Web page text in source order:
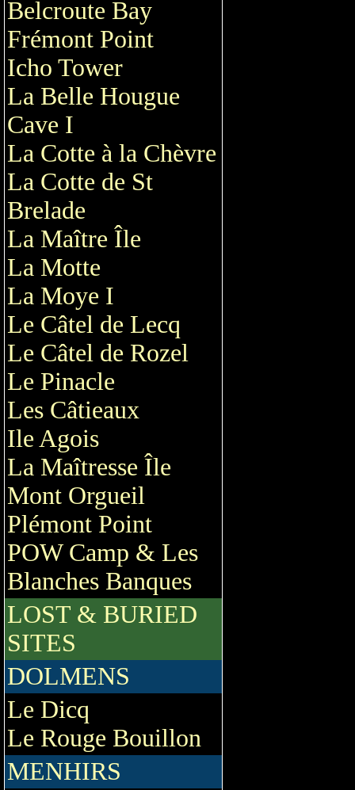
Belcroute Bay
Frémont Point
Icho Tower
La Belle Hougue
Cave I
La Cotte à la Chèvre
La Cotte de St
Brelade
La Maître Île
La Motte
La Moye I
Le Câtel de Lecq
Le Câtel de Rozel
Le Pinacle
Les Câtieaux
Ile Agois
La Maîtresse Île
Mont Orgueil
Plémont Point
POW Camp & Les
Blanches Banques
LOST & BURIED
SITES
DOLMENS
Le Dicq
Le Rouge Bouillon
MENHIRS